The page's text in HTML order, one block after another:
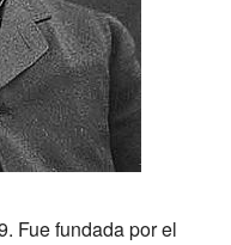
Fue fundada por el